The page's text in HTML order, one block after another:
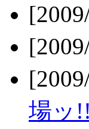
場ッ!!